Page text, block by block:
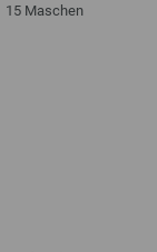
15 Maschen